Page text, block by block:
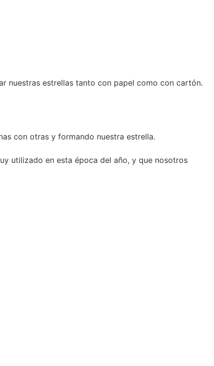
nuestras estrellas tanto con papel como con cartón.
con otras y formando nuestra estrella.
utilizado en esta época del año, y que nosotros